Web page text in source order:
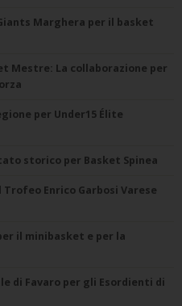
Marghera per il basket
Mestre: La collaborazione per
per Under15 Élite
storico per Basket Spinea
Trofeo Enrico Garbosi Varese
il minibasket e per la
di Favaro per gli Esordienti di